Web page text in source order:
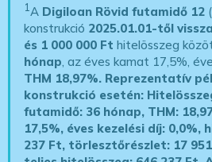
1A Digiloan Rövid futamidő 12
konstrukció 2025.01.01-től
és 1 000 000 Ft hitelösszeg
hónap, az éves kamat 17,5%,
THM 18,97%. Reprezentatív
konstrukció esetén:
futamidő: 36 hónap, THM:
17,5%, éves kezelési díj: 0,0%,
237 Ft, törlesztőrészlet: 17